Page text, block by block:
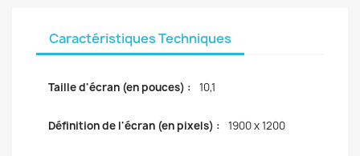
Caractéristiques Techniques
Taille d'écran (en pouces) : 10,1
Définition de l'écran (en pixels) : 1900 x 1200